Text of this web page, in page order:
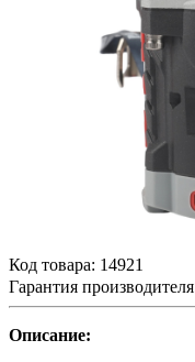
Код товара: 14921
Гарантия производителя
Описание: